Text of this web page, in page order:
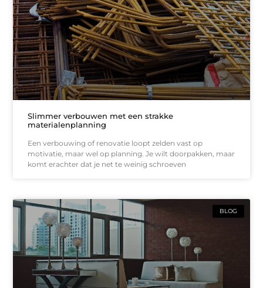
Slimmer verbouwen met een strakke
materialenplanning
Een verbouwing of renovatie loopt zelden vast op
motivatie, maar wel op planning. Je wilt doorpakken, maar
komt erachter dat je net te weinig schroeven
BLOG